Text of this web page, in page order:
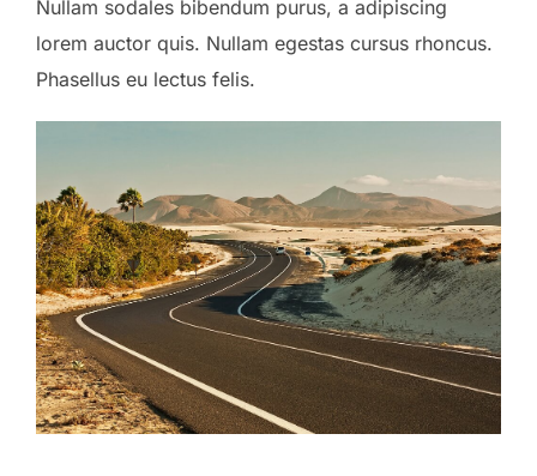
Nullam sodales bibendum purus, a adipiscing
lorem auctor quis. Nullam egestas cursus rhoncus.
Phasellus eu lectus felis.